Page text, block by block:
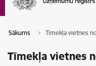
Sākums Tīmekļa vietnes
Tīmekļa vietnes